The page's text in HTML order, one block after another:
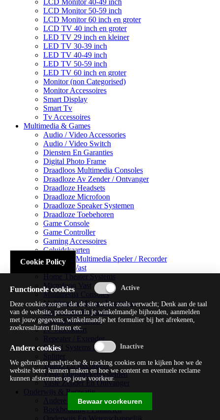
LCD Monitor 40-49 inch
LCD Monitor 50-59 inch
LCD Monitor 60 inch en groter
LCD TV 40 inch en groter
LED TV 29 inch en kleiner
LED TV 30-39 inch
LED TV 40-49 inch
LED TV 50-59 inch
LED TV 60 inch en groter
Monitor (non Categorised)
Monitor Accessoires
Smart Display
Smart Tv
Tv Accessoires
Multimedia & Games
Audio / Video Accessories
Audio / Video Switch
Diensten En Garanties
Digital Photo Frame
Draadloos Multimedia Consoles
Draadloze Av Zender / Ontvanger
Draadloze Headsets
Draadloze Microfoon
Draadloze Speaker Systemen
Draadloze Toebehoren
Game Console
Game Controller
Gaming Accessoires
Geluidskaarten
Handheld Multimedia Speler / Recorder
Headsets Vast
Home Theater Systems
Microfoon Vast
Multimedia Consoles
Multimedia Mixer / Versterker
Multimedia Productie
Optical Disk Drive
Pc Videokaart
Repeater / Extender
Sound Systems Hi-fi
Splitter
Tuners En Recorders
Vaste Luidsprekersystemen
Vaste Zender En Ontvanger
Onderwijs & Recreatie
Andere Beveiligingssoftware
Boekhouding / Financiën
Cookie Policy
Functionele cookies
Deze cookies zorgen dat de site werkt zoals verwacht; Denk aan de taal
van de website, producten in je winkelmandje bijhouden, aanmelden
met jouw gegevens, winkelmandje het formulier bij het afrekenen,
zoekresultaten filteren etc.
Andere cookies
We gebruiken analytische & tracking cookies om te kijken hoe we de
website beter kunnen maken en hoe we content en eventuele reclame
kunnen afstemmen op jouw voorkeur.
Bewaar voorkeuren